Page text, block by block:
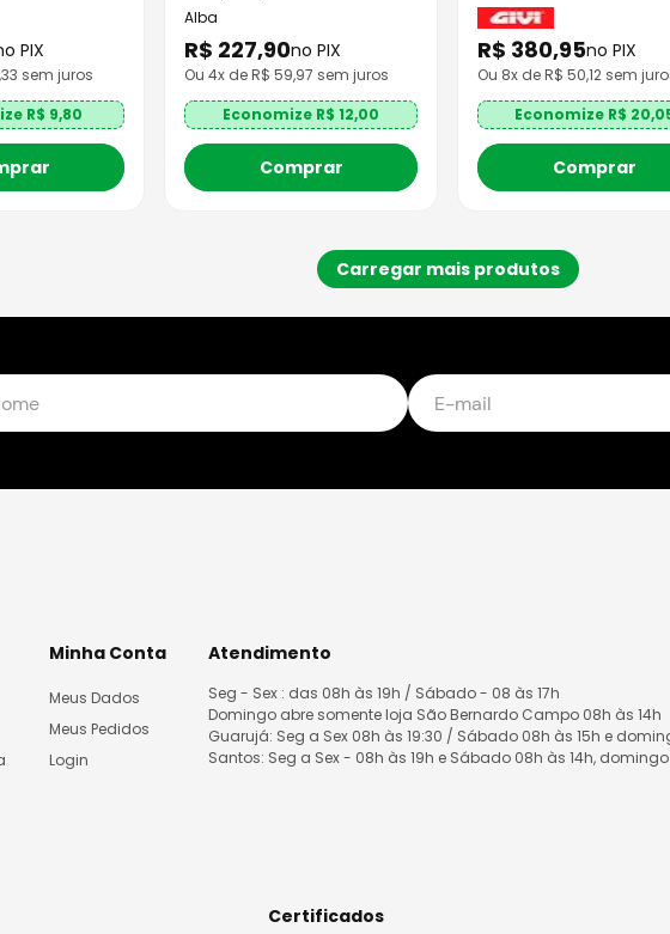
PIX
sem juros
R$ 9,80
Alba
R$ 227,90no PIX
Ou 4x de R$ 59,97 sem juros
Economize R$ 12,00
Comprar
R$ 380,95no PIX
Ou 8x de R$ 50,12 sem
Economize R$
Comprar
Minha Conta
Meus Dados
Meus Pedidos
Login
Atendimento
Seg - Sex : das 08h às 19h / Sábado - 08 às 17h
Domingo abre somente loja São Bernardo Campo 08h às 14h
Guarujá: Seg a Sex 08h às 19:30 / Sábado 08h às 15h e
Santos: Seg a Sex - 08h às 19h e Sábado 08h às 14h,
Certificados